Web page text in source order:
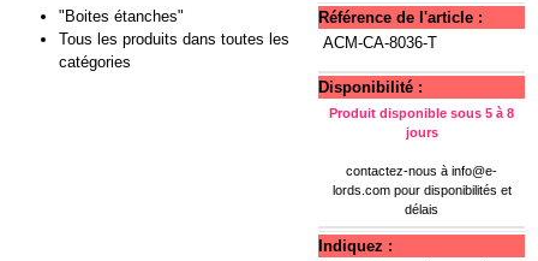
"Boites étanches"
Tous les produits dans toutes les
catégories
Référence de l'article :
ACM-CA-8036-T
Disponibilité :
Produit disponible sous 5 à 8
jours
contactez-nous à info@e-
lords.compour disponibilités et
délais
Indiquez :